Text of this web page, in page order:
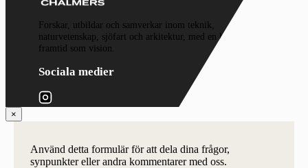
Forskar, utbildar och samverkar inom teknik,
naturvetenskap, sjöfart och arkitektur, med en hållbar
framtid som vision.
Sociala medier
×
Använd detta formulär för att dela dina frågor,
synpunkter eller andra kommentarer med oss.